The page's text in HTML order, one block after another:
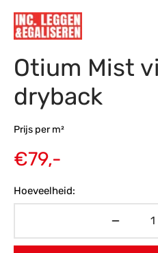
Otium Mist
dryback
Prijs per m²
€79,-
Hoeveelheid:
Toonmodellen
toonmodel
PVC
PVC
en montageservice